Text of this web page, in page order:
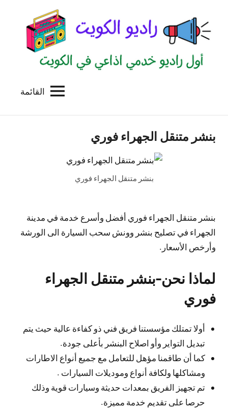
المحتوى
الكويت
للاعلانات
الخدمية
القائمة
بنشر متنقل الجهراء فوري
بنشر متنقل الجهراء فوري
بنشر متنقل الجهراء فوري أفضل وأسرع خدمة في مدينة
الجهراء في تصليح بنشر وونش سحب السيارة الى الورشة
وأرخص الأسعار.
لماذا نحن-بنشر متنقل الجهراء
فوري
أولا تمتلك مؤسستنا فريق فني ذو كفاءة عالية حيث يتم
تبديل التواير وأو اصلاح البنشر بأعلى جودة.
كما أن طاقمنا مؤهل للتعامل مع جميع أنواع الاطارات
ومشاكلها ولكافة أنواع وموديلات السيارات .
تم تجهيز الفريق بمعدات حديثة وسيارات قوية وذلك
حرصا على تقديم خدمة مميزة.